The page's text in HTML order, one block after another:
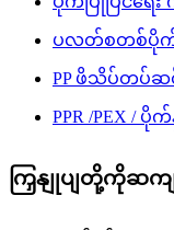
ပလတ်စတစ်ပို
PP ဖိသိပ်တပ်ဆ
PPR /PEX /
ကြှနျုပျတို့ကိုဆက